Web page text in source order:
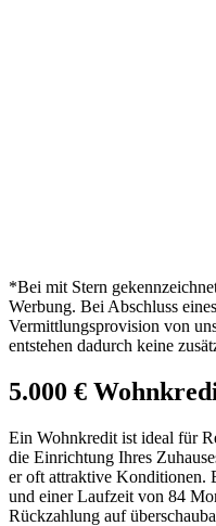
*Bei mit Stern
Werbung. Bei Abschluss
Vermittlungsprovision von
entstehen dadurch keine
5.000 €
Ein Wohnkredit ist ideal für
die Einrichtung Ihres
er oft attraktive Konditionen.
und einer Laufzeit von 84
Rückzahlung auf